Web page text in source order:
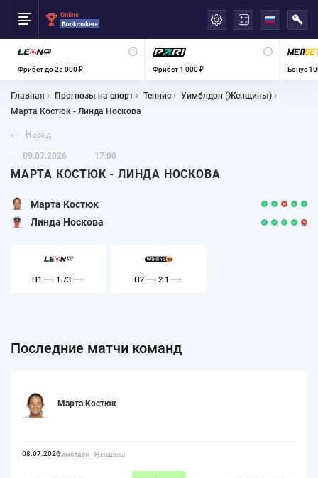
Фрибет до 25 000 ₽ Фрибет 1 000 ₽ Бонус
Главная Прогнозы на спорт Теннис
Уимблдон (Женщины)
Марта Костюк - Линда Носкова
Назад
09.07.2026 17:00
МАРТА КОСТЮК - ЛИНДА НОСКОВА
Марта Костюк
Линда Носкова
П1 1.73 П2 2.1
Последние матчи команд
Марта Костюк
08.07.2026Уимблдон - Женщины